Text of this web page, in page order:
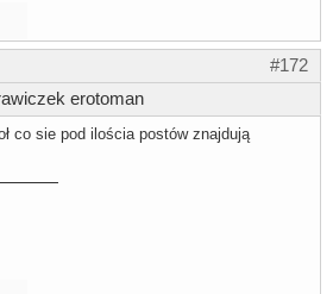
#172
erotoman
co sie pod ilościa postów znajdują